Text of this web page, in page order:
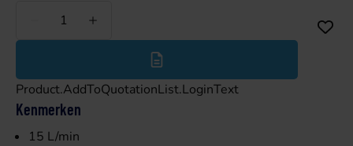
Minder
Product.AddToQuotationList.LoginText
Kenmerken
15 L/min